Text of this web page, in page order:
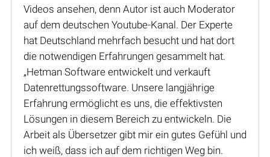
Videos ansehen, denn Autor ist auch Moderator
auf dem deutschen Youtube-Kanal. Der Experte
hat Deutschland mehrfach besucht und hat dort
die notwendigen Erfahrungen gesammelt hat.
„Hetman Software entwickelt und verkauft
Datenrettungssoftware. Unsere langjährige
Erfahrung ermöglicht es uns, die effektivsten
Lösungen in diesem Bereich zu entwickeln. Die
Arbeit als Übersetzer gibt mir ein gutes Gefühl und
ich weiß, dass ich auf dem richtigen Weg bin.